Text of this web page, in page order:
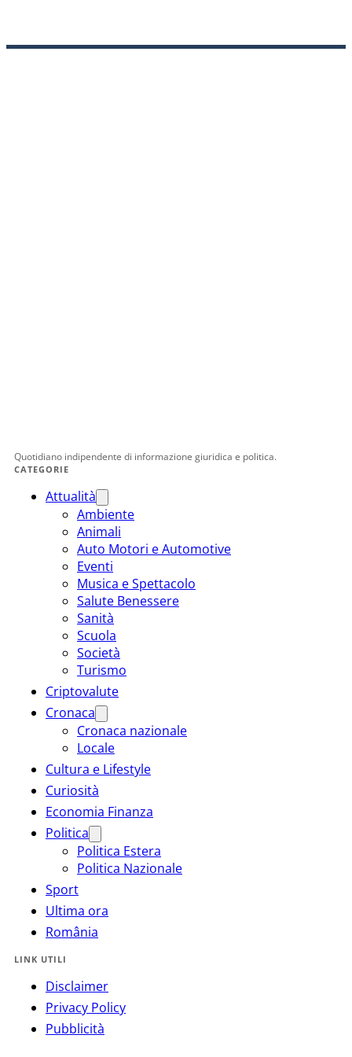
Quotidiano indipendente di informazione giuridica e politica.
CATEGORIE
Attualità
Ambiente
Animali
Auto Motori e Automotive
Eventi
Musica e Spettacolo
Salute Benessere
Sanità
Scuola
Società
Turismo
Criptovalute
Cronaca
Cronaca nazionale
Locale
Cultura e Lifestyle
Curiosità
Economia Finanza
Politica
Politica Estera
Politica Nazionale
Sport
Ultima ora
România
LINK UTILI
Disclaimer
Privacy Policy
Pubblicità